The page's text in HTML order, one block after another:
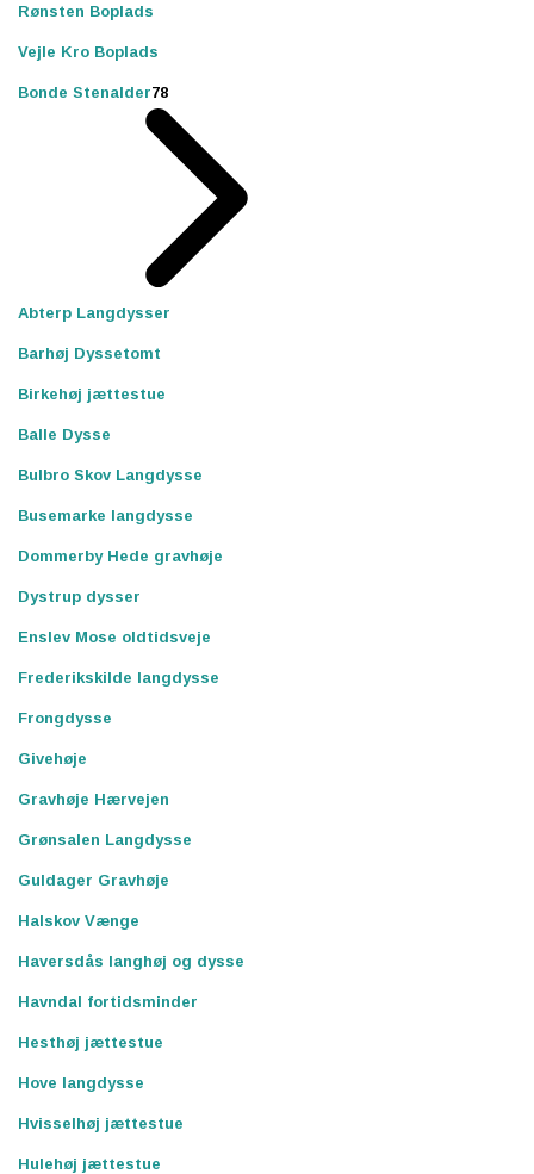
Rønsten Boplads
Vejle Kro Boplads
Bonde Stenalder78
Abterp Langdysser
Barhøj Dyssetomt
Birkehøj jættestue
Balle Dysse
Bulbro Skov Langdysse
Busemarke langdysse
Dommerby Hede gravhøje
Dystrup dysser
Enslev Mose oldtidsveje
Frederikskilde langdysse
Frongdysse
Givehøje
Gravhøje Hærvejen
Grønsalen Langdysse
Guldager Gravhøje
Halskov Vænge
Haversdås langhøj og dysse
Havndal fortidsminder
Hesthøj jættestue
Hove langdysse
Hvisselhøj jættestue
Hulehøj jættestue